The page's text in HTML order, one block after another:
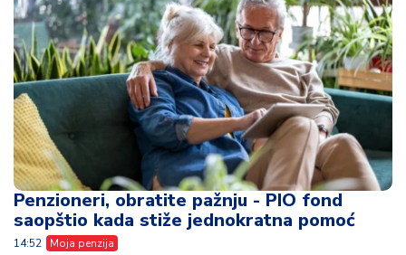
Penzioneri, obratite pažnju - PIO fond
saopštio kada stiže jednokratna pomoć
14:52 Moja penzija